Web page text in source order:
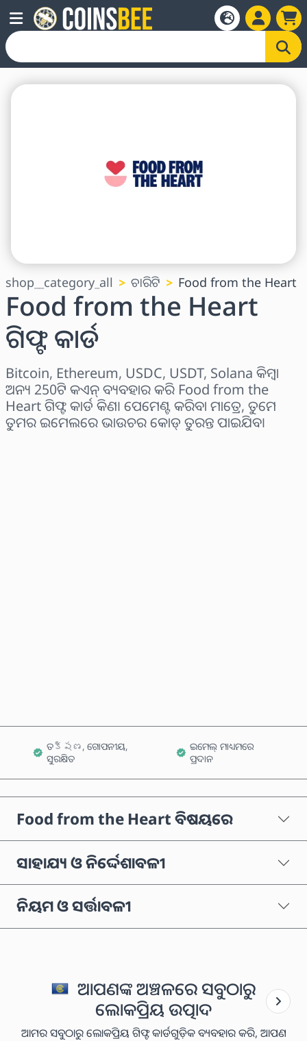
shop__category_all ଚାରିଟି Food from the Heart
Food from the Heart
ଗିଫ୍ଟ କାର୍ଡ
Bitcoin, Ethereum, USDC, USDT, Solana କିମ୍ବା
ଅନ୍ୟ 250ଟି କଏନ୍ ବ୍ୟବହାର କରି Food from the
Heart ଗିଫ୍ଟ କାର୍ଡ କିଣ। ପେମେଣ୍ଟ କରିବା ମାତ୍ରେ, ତୁମେ
ତୁମର ଇମେଲରେ ଭାଉଚର କୋଡ୍ ତୁରନ୍ତ ପାଇଯିବ।
ତక్షణ, ଗୋପନୀୟ,
ସୁରକ୍ଷିତ
ଇମେଲ୍ ମାଧ୍ୟମରେ
ପ୍ରଦାନ
Food from the Heart ବିଷୟରେ
ସାହାଯ୍ୟ ଓ ନିର୍ଦ୍ଦେଶାବଳୀ
ନିୟମ ଓ ସର୍ତ୍ତାବଳୀ
ଆପଣଙ୍କ ଅଞ୍ଚଳରେ ସବୁଠାରୁ
ଲୋକପ୍ରିୟ ଉତ୍ପାଦ
ଆମର ସବୁଠାରୁ ଲୋକପ୍ରିୟ ଗିଫ୍ଟ କାର୍ଡଗୁଡ଼ିକ ବ୍ୟବହାର କରି, ଆପଣ